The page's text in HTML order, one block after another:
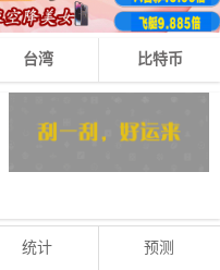
台湾 比特币
2 + 6 + 5 = 13
号码
统计 预测